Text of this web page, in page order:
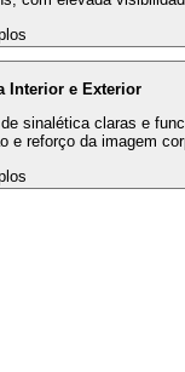
Interior e Exterior
sinalética claras e
e reforço da imagem